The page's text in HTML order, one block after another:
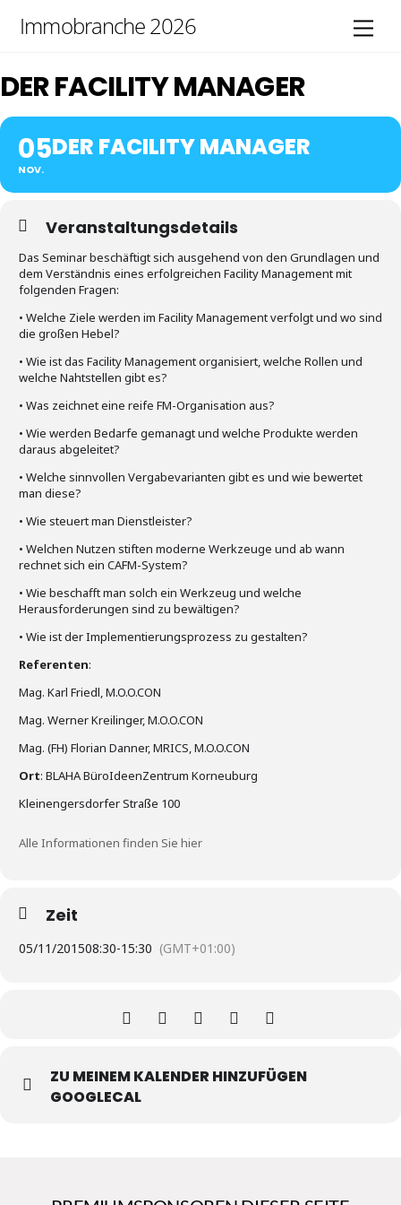
Immobranche 2026
DER FACILITY MANAGER
05
NOV.
DER FACILITY MANAGER
Veranstaltungsdetails
Das Seminar beschäftigt sich ausgehend von den Grundlagen und
dem Verständnis eines erfolgreichen Facility Management mit
folgenden Fragen:
• Welche Ziele werden im Facility Management verfolgt und wo sind
die großen Hebel?
• Wie ist das Facility Management organisiert, welche Rollen und
welche Nahtstellen gibt es?
• Was zeichnet eine reife FM-Organisation aus?
• Wie werden Bedarfe gemanagt und welche Produkte werden
daraus abgeleitet?
• Welche sinnvollen Vergabevarianten gibt es und wie bewertet
man diese?
• Wie steuert man Dienstleister?
• Welchen Nutzen stiften moderne Werkzeuge und ab wann
rechnet sich ein CAFM-System?
• Wie beschafft man solch ein Werkzeug und welche
Herausforderungen sind zu bewältigen?
• Wie ist der Implementierungsprozess zu gestalten?
Referenten:
Mag. Karl Friedl, M.O.O.CON
Mag. Werner Kreilinger, M.O.O.CON
Mag. (FH) Florian Danner, MRICS, M.O.O.CON
Ort: BLAHA BüroIdeenZentrum Korneuburg
Kleinengersdorfer Straße 100
Alle Informationen finden Sie hier
Zeit
05/11/201508:30-15:30 (GMT+01:00)
ZU MEINEM KALENDER HINZUFÜGEN
GOOGLECAL